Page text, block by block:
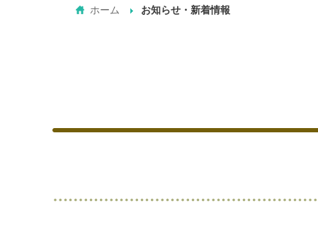
ホーム お知らせ・新着情報